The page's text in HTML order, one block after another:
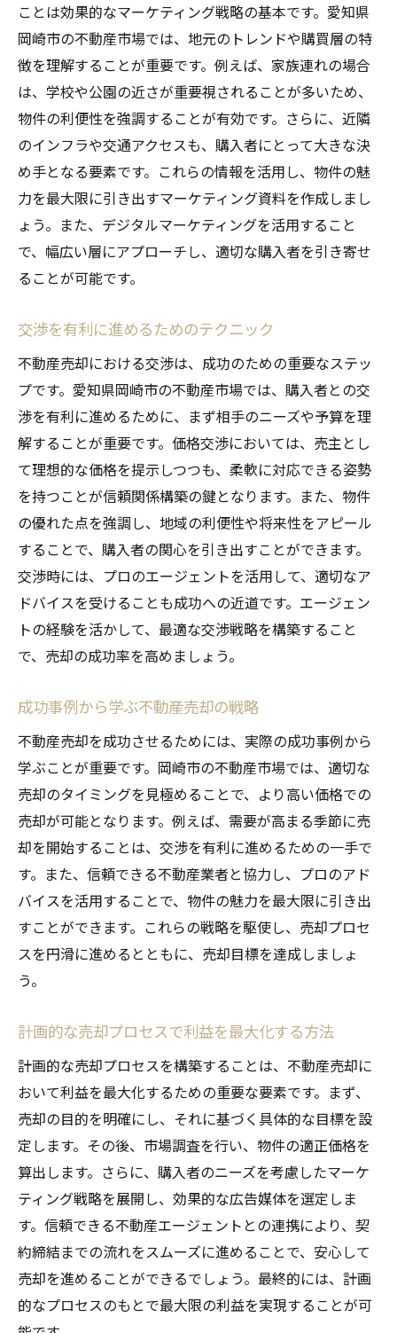
ことは効果的なマーケティング戦略の基本です。愛知県
岡崎市の不動産市場では、地元のトレンドや購買層の特
徴を理解することが重要です。例えば、家族連れの場合
は、学校や公園の近さが重要視されることが多いため、
物件の利便性を強調することが有効です。さらに、近隣
のインフラや交通アクセスも、購入者にとって大きな決
め手となる要素です。これらの情報を活用し、物件の魅
力を最大限に引き出すマーケティング資料を作成しまし
ょう。また、デジタルマーケティングを活用すること
で、幅広い層にアプローチし、適切な購入者を引き寄せ
ることが可能です。
交渉を有利に進めるためのテクニック
不動産売却における交渉は、成功のための重要なステッ
プです。愛知県岡崎市の不動産市場では、購入者との交
渉を有利に進めるために、まず相手のニーズや予算を理
解することが重要です。価格交渉においては、売主とし
て理想的な価格を提示しつつも、柔軟に対応できる姿勢
を持つことが信頼関係構築の鍵となります。また、物件
の優れた点を強調し、地域の利便性や将来性をアピール
することで、購入者の関心を引き出すことができます。
交渉時には、プロのエージェントを活用して、適切なア
ドバイスを受けることも成功への近道です。エージェン
トの経験を活かして、最適な交渉戦略を構築すること
で、売却の成功率を高めましょう。
成功事例から学ぶ不動産売却の戦略
不動産売却を成功させるためには、実際の成功事例から
学ぶことが重要です。岡崎市の不動産市場では、適切な
売却のタイミングを見極めることで、より高い価格での
売却が可能となります。例えば、需要が高まる季節に売
却を開始することは、交渉を有利に進めるための一手で
す。また、信頼できる不動産業者と協力し、プロのアド
バイスを活用することで、物件の魅力を最大限に引き出
すことができます。これらの戦略を駆使し、売却プロセ
スを円滑に進めるとともに、売却目標を達成しましょ
う。
計画的な売却プロセスで利益を最大化する方法
計画的な売却プロセスを構築することは、不動産売却に
おいて利益を最大化するための重要な要素です。まず、
売却の目的を明確にし、それに基づく具体的な目標を設
定します。その後、市場調査を行い、物件の適正価格を
算出します。さらに、購入者のニーズを考慮したマーケ
ティング戦略を展開し、効果的な広告媒体を選定しま
す。信頼できる不動産エージェントとの連携により、契
約締結までの流れをスムーズに進めることで、安心して
売却を進めることができるでしょう。最終的には、計画
的なプロセスのもとで最大限の利益を実現することが可